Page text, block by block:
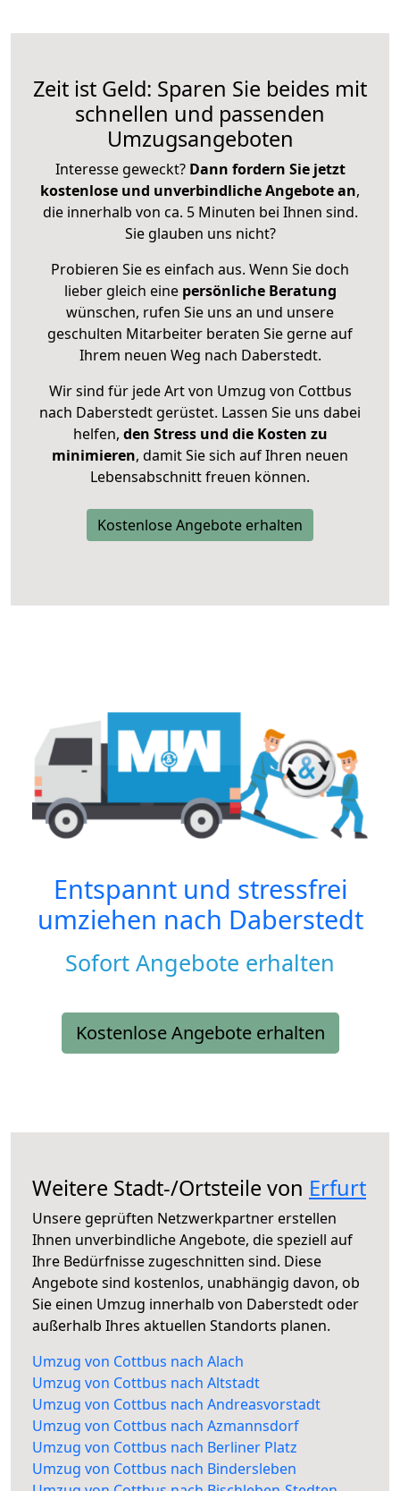
Zeit ist Geld: Sparen Sie beides mit
schnellen und passenden
Umzugsangeboten
Interesse geweckt? Dann fordern Sie jetzt
kostenlose und unverbindliche Angebote an,
die innerhalb von ca. 5 Minuten bei Ihnen sind.
Sie glauben uns nicht?
Probieren Sie es einfach aus. Wenn Sie doch
lieber gleich eine persönliche Beratung
wünschen, rufen Sie uns an und unsere
geschulten Mitarbeiter beraten Sie gerne auf
Ihrem neuen Weg nach Daberstedt.
Wir sind für jede Art von Umzug von Cottbus
nach Daberstedt gerüstet. Lassen Sie uns dabei
helfen, den Stress und die Kosten zu
minimieren, damit Sie sich auf Ihren neuen
Lebensabschnitt freuen können.
Kostenlose Angebote erhalten
Entspannt und stressfrei
umziehen nach Daberstedt
Sofort Angebote erhalten
Kostenlose Angebote erhalten
Weitere Stadt-/Ortsteile von Erfurt
Unsere geprüften Netzwerkpartner erstellen
Ihnen unverbindliche Angebote, die speziell auf
Ihre Bedürfnisse zugeschnitten sind. Diese
Angebote sind kostenlos, unabhängig davon, ob
Sie einen Umzug innerhalb von Daberstedt oder
außerhalb Ihres aktuellen Standorts planen.
Umzug von Cottbus nach Alach
Umzug von Cottbus nach Altstadt
Umzug von Cottbus nach Andreasvorstadt
Umzug von Cottbus nach Azmannsdorf
Umzug von Cottbus nach Berliner Platz
Umzug von Cottbus nach Bindersleben